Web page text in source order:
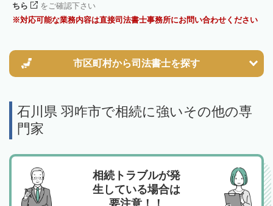
ちら
をご確認下さい
対応可能な業務内容は直接司法書士事務所にお問い合わせください
市区町村から司法書士を探す
石川県 羽咋市で相続に強いその他の専
門家
相続トラブルが発
生している場合は
要注意！！